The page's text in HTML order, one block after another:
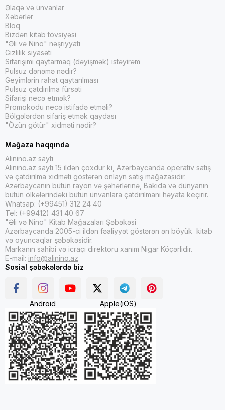
Əlaqə və ünvanlar
Xəbərlər
Bloq
Bizdən kitab tövsiyəsi
"Əli və Nino" nəşriyyatı
Gizlilik siyasəti
Sifarişimi qaytarmaq (dəyişmək) istəyirəm
Pulsuz dənəmə nədir?
Geyimlərin rahat qaytarılması
Pulsuz çatdırılma fürsəti
Sifarişi necə etmək?
Promokodu necə istifadə etməli?
Bölgələrdən sifariş etmək qaydası
"Özün götür" xidməti nədir?
Mağaza haqqında
Alinino.az saytı
Alinino.az saytı 15 ildən çoxdur ki, Azərbaycanda operativ satış
və çatdırılma xidməti göstərən onlayn satış mağazasıdır.
Azərbaycanın bütün rayon və şəhərlərinə, Bakıda və dünyanın
bütün ölkələrindəki bütün ünvanlara çatdırılmanı həyata keçirir.
Whatsap: (+99451) 312 24 40
Tel: (+99412) 431 40 67
"Əli və Nino" Kitab Mağazaları Şəbəkəsi
Azərbaycanda 2005-ci ildən fəaliyyət göstərən ən böyük kitab
və oyuncaqlar şəbəkəsidir.
Markanın sahibi və icraçı direktoru xanım Nigar Köçərlidir.
E-mail: info@alinino.az
Sosial şəbəkələrdə biz
Android Apple(iOS)